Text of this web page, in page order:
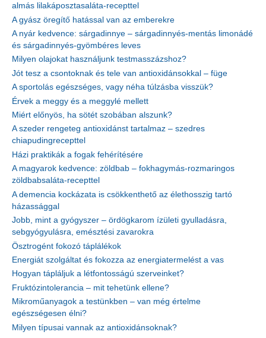
almás lilakáposztasaláta-recepttel
A gyász öregítő hatással van az emberekre
A nyár kedvence: sárgadinnye – sárgadinnyés-mentás limonádé
és sárgadinnyés-gyömbéres leves
Milyen olajokat használjunk testmasszázshoz?
Jót tesz a csontoknak és tele van antioxidánsokkal – füge
A sportolás egészséges, vagy néha túlzásba visszük?
Érvek a meggy és a meggylé mellett
Miért előnyös, ha sötét szobában alszunk?
A szeder rengeteg antioxidánst tartalmaz – szedres
chiapudingrecepttel
Házi praktikák a fogak fehérítésére
A magyarok kedvence: zöldbab – fokhagymás-rozmaringos
zöldbabsaláta-recepttel
A demencia kockázata is csökkenthető az élethosszig tartó
házassággal
Jobb, mint a gyógyszer – ördögkarom ízületi gyulladásra,
sebgyógyulásra, emésztési zavarokra
Ösztrogént fokozó táplálékok
Energiát szolgáltat és fokozza az energiatermelést a vas
Hogyan tápláljuk a létfontosságú szerveinket?
Fruktózintolerancia – mit tehetünk ellene?
Mikroműanyagok a testünkben – van még értelme
egészségesen élni?
Milyen típusai vannak az antioxidánsoknak?